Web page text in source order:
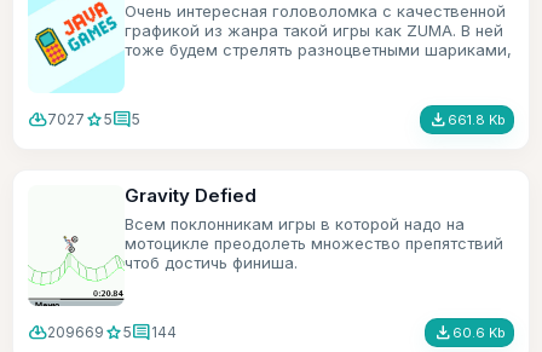
Очень интересная головоломка с качественной
графикой из жанра такой игры как ZUMA. В ней
тоже будем стрелять разноцветными шариками,
cloud_download7027 star5comment5 file_download 661.8 Kb
Gravity Defied
Всем поклонникам игры в которой надо на
мотоцикле преодолеть множество препятствий
чтоб достичь финиша.
cloud_download209669 star5comment144 file_download 60.6 Kb